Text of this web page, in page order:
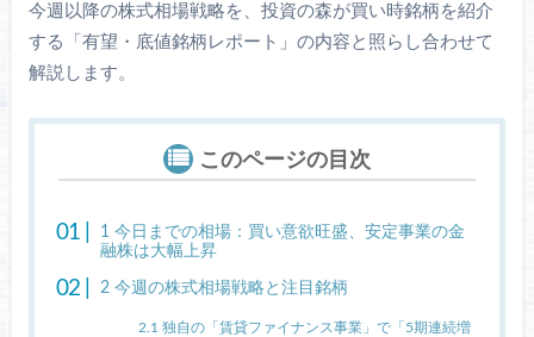
今週以降の株式相場戦略を、投資の森が買い時銘柄を紹介
する「有望・底値銘柄レポート」の内容と照らし合わせて
解説します。
このページの目次
1 今日までの相場：買い意欲旺盛、安定事業の金
融株は大幅上昇
2今週の株式相場戦略と注目銘柄
2.1 独自の「賃貸ファイナンス事業」で「5期連続増